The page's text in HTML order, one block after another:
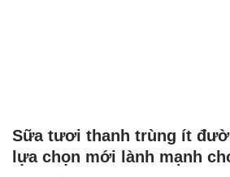
Sữa tươi thanh trùng ít
lựa chọn mới lành mạnh